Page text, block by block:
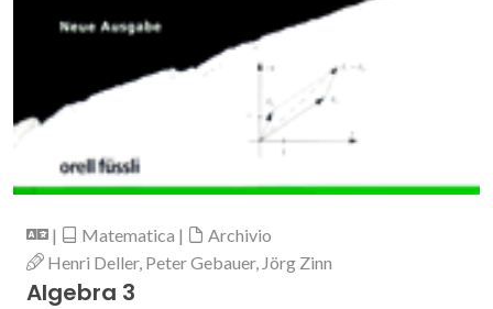
| Matematica |
Archivio
Henri Deller, Peter Gebauer, Jörg Zinn
Algebra 3